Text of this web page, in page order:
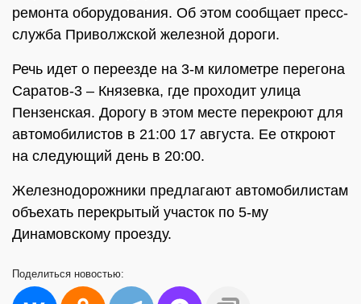
ремонта оборудования. Об этом сообщает пресс-
служба Приволжской железной дороги.
Речь идет о переезде на 3-м километре перегона
Саратов-3 – Князевка, где проходит улица
Пензенская. Дорогу в этом месте перекроют для
автомобилистов в 21:00 17 августа. Ее откроют
на следующий день в 20:00.
Железнодорожники предлагают автомобилистам
объехать перекрытый участок по 5-му
Динамовскому проезду.
Поделиться новостью: